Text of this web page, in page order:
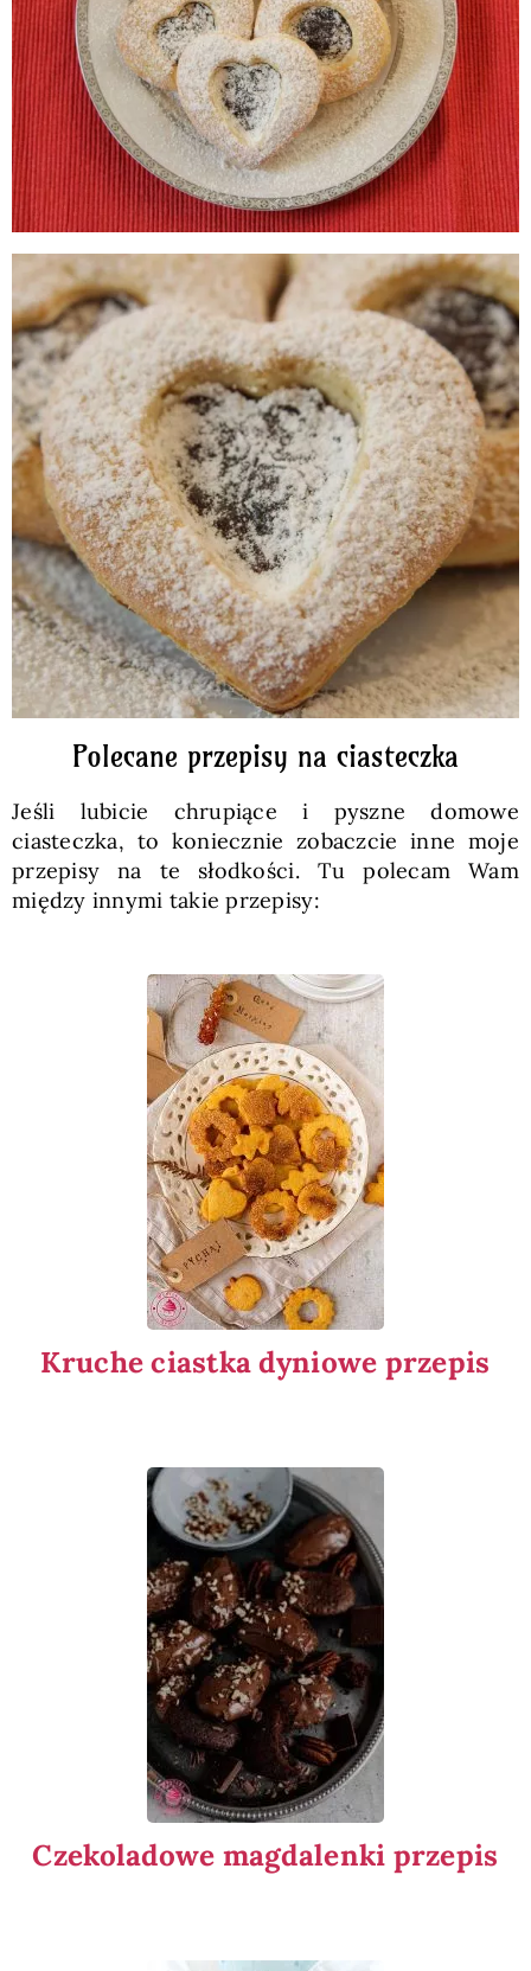
Polecane przepisy na ciasteczka
Jeśli lubicie chrupiące i pyszne domowe
ciasteczka, to koniecznie zobaczcie inne moje
przepisy na te słodkości. Tu polecam Wam
między innymi takie przepisy:
Kruche ciastka dyniowe przepis
Czekoladowe magdalenki przepis